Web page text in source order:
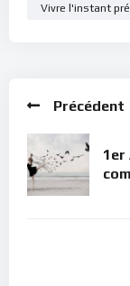
Vivre l'instant
Précédent
1er